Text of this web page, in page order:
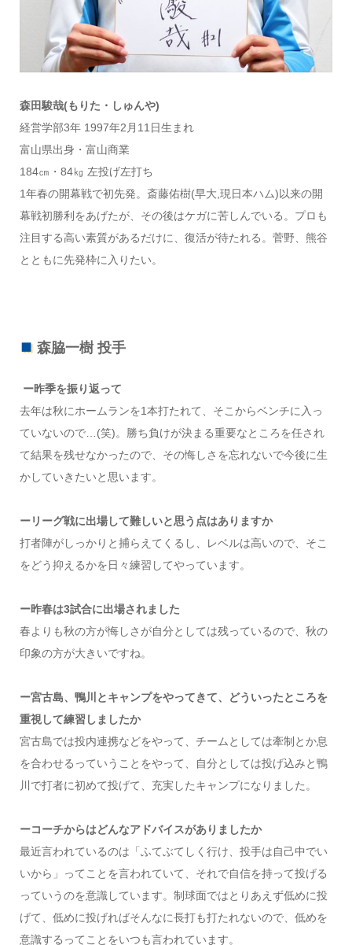
森田駿哉(もりた・しゅんや)
経営学部3年 1997年2月11日生まれ
富山県出身・富山商業
184㎝・84㎏ 左投げ左打ち
1年春の開幕戦で初先発。斎藤佑樹(早大,現日本ハム)以来の開
幕戦初勝利をあげたが、その後はケガに苦しんでいる。プロも
注目する高い素質があるだけに、復活が待たれる。菅野、熊谷
とともに先発枠に入りたい。
森脇一樹 投手
ー昨季を振り返って
去年は秋にホームランを1本打たれて、そこからベンチに入っ
ていないので…(笑)。勝ち負けが決まる重要なところを任され
て結果を残せなかったので、その悔しさを忘れないで今後に生
かしていきたいと思います。
ーリーグ戦に出場して難しいと思う点はありますか
打者陣がしっかりと捕らえてくるし、レベルは高いので、そこ
をどう抑えるかを日々練習してやっています。
ー昨春は3試合に出場されました
春よりも秋の方が悔しさが自分としては残っているので、秋の
印象の方が大きいですね。
ー宮古島、鴨川とキャンプをやってきて、どういったところを
重視して練習しましたか
宮古島では投内連携などをやって、チームとしては牽制とか息
を合わせるっていうことをやって、自分としては投げ込みと鴨
川で打者に初めて投げて、充実したキャンプになりました。
ーコーチからはどんなアドバイスがありましたか
最近言われているのは「ふてぶてしく行け、投手は自己中でい
いから」ってことを言われていて、それで自信を持って投げる
っていうのを意識しています。制球面ではとりあえず低めに投
げて、低めに投げればそんなに長打も打たれないので、低めを
意識するってことをいつも言われています。